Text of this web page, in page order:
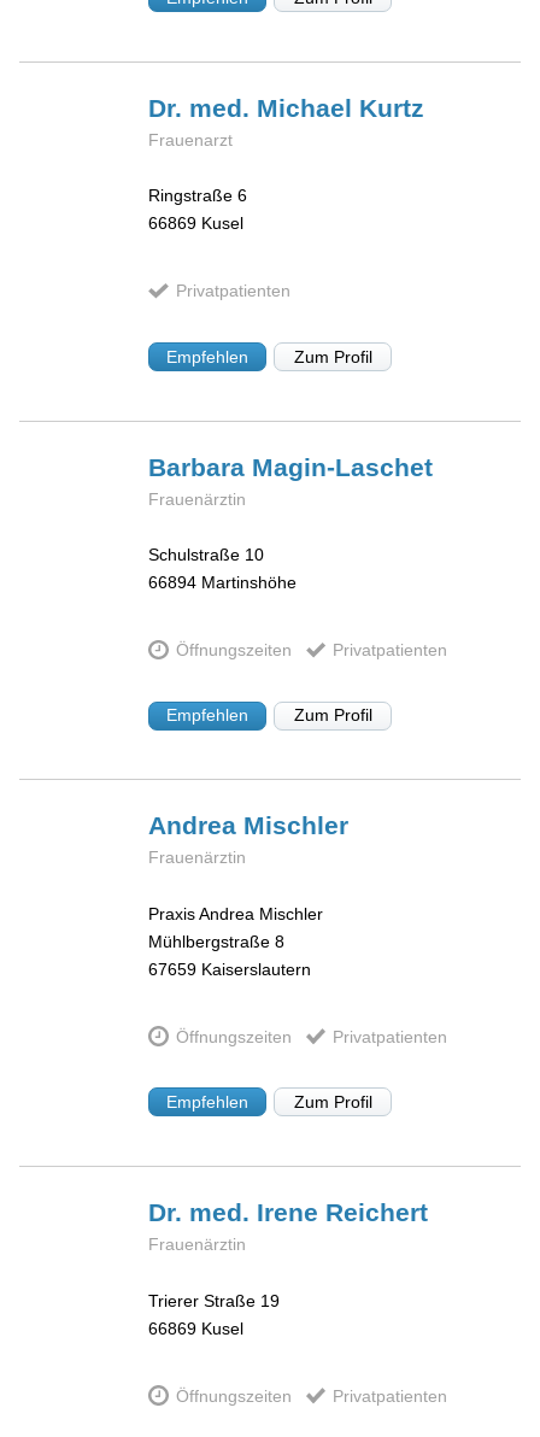
Dr. med. Michael Kurtz
Frauenarzt
Ringstraße 6
66869 Kusel
Privatpatienten
Empfehlen Zum Profil
Barbara Magin-Laschet
Frauenärztin
Schulstraße 10
66894 Martinshöhe
Öffnungszeiten Privatpatienten
Empfehlen Zum Profil
Andrea Mischler
Frauenärztin
Praxis Andrea Mischler
Mühlbergstraße 8
67659 Kaiserslautern
Öffnungszeiten Privatpatienten
Empfehlen Zum Profil
Dr. med. Irene Reichert
Frauenärztin
Trierer Straße 19
66869 Kusel
Öffnungszeiten Privatpatienten